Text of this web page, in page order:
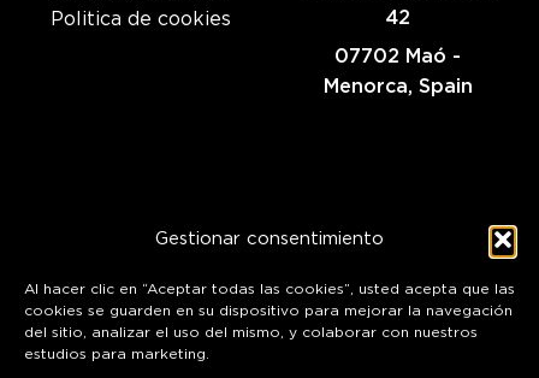
Gestionar consentimiento
Al hacer clic en “Aceptar todas las cookies”, usted acepta que las
cookies se guarden en su dispositivo para mejorar la navegación
del sitio, analizar el uso del mismo, y colaborar con nuestros
estudios para marketing.
Politica de cookies
42
07702 Maó -
Menorca, Spain
©2026Barba Rossa Menorca